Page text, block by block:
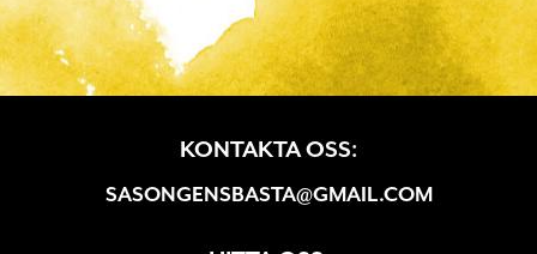
KONTAKTA OSS:
SASONGENSBASTA@GMAIL.COM